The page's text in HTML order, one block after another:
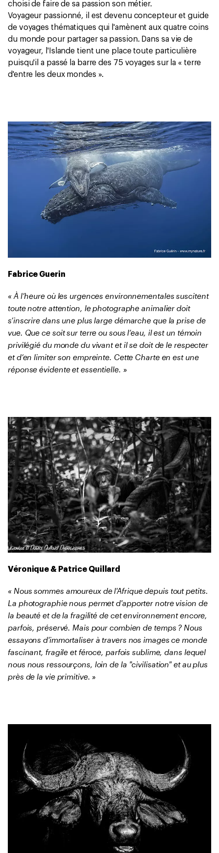
choisi de faire de sa passion son métier.
Voyageur passionné, il est devenu concepteur et guide
de voyages thématiques qui l'amènent aux quatre coins
du monde pour partager sa passion. Dans sa vie de
voyageur, l'Islande tient une place toute particulière
puisqu'il a passé la barre des 75 voyages sur la « terre
d'entre les deux mondes ».
Fabrice Guerin
« À l’heure où les urgences environnementales suscitent
toute notre attention, le photographe animalier doit
s’inscrire dans une plus large démarche que la prise de
vue. Que ce soit sur terre ou sous l’eau, il est un témoin
privilégié du monde du vivant et il se doit de le respecter
et d’en limiter son empreinte. Cette Charte en est une
réponse évidente et essentielle. »
Véronique & Patrice Quillard
« Nous sommes amoureux de l'Afrique depuis tout petits.
La photographie nous permet d'apporter notre vision de
la beauté et de la fragilité de cet environnement encore,
parfois, préservé. Mais pour combien de temps ? Nous
essayons d'immortaliser à travers nos images ce monde
fascinant, fragile et féroce, parfois sublime, dans lequel
nous nous ressourçons, loin de la "civilisation" et au plus
près de la vie primitive. »